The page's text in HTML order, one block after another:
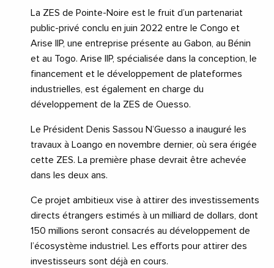
La ZES de Pointe-Noire est le fruit d’un partenariat
public-privé conclu en juin 2022 entre le Congo et
Arise IIP, une entreprise présente au Gabon, au Bénin
et au Togo. Arise IIP, spécialisée dans la conception, le
financement et le développement de plateformes
industrielles, est également en charge du
développement de la ZES de Ouesso.
Le Président Denis Sassou N’Guesso a inauguré les
travaux à Loango en novembre dernier, où sera érigée
cette ZES. La première phase devrait être achevée
dans les deux ans.
Ce projet ambitieux vise à attirer des investissements
directs étrangers estimés à un milliard de dollars, dont
150 millions seront consacrés au développement de
l’écosystème industriel. Les efforts pour attirer des
investisseurs sont déjà en cours.